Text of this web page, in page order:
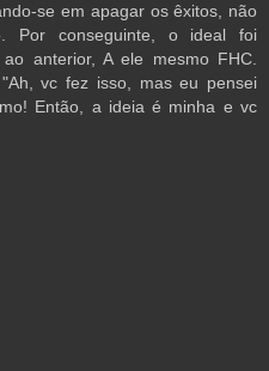
se em apagar os êxitos, não
Por conseguinte, o ideal foi
anterior, A ele mesmo FHC.
vc fez isso, mas eu pensei
Então, a ideia é minha e vc